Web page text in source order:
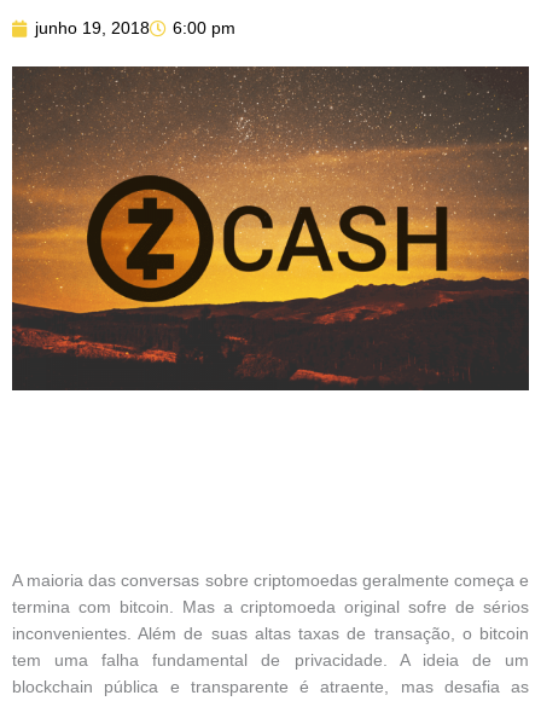
junho 19, 2018 6:00 pm
A maioria das conversas sobre criptomoedas geralmente começa e
termina com bitcoin. Mas a criptomoeda original sofre de sérios
inconvenientes. Além de suas altas taxas de transação, o bitcoin
tem uma falha fundamental de privacidade. A ideia de um
blockchain pública e transparente é atraente, mas desafia as